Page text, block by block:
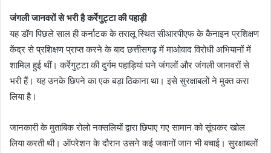
जंगली जानवरों से भरी है कर्रेगुट्टा की पहाड़ी
यह डॉग पिछले साल ही कर्नाटक के तरालू स्थित सीआरपीएफ के कैनाइन प्रशिक्षण
केंद्र से प्रशिक्षण प्राप्त करने के बाद छत्तीसगढ़ में माओवाद विरोधी अभियानों में
शामिल हुई थीं। कर्रेगुट्टा की दुर्गम पहाड़ियां घने जंगलों और जंगली जानवरों से
भरी हैं। यह उनके छिपने का एक बड़ा ठिकाना था। इसे सुरक्षाबलों ने मुक्त करा
लिया है।
जानकारी के मुताबिक रोलो नक्सलियों द्वारा छिपाए गए सामान को सूंघकर खोल
लिया करती थी। ऑपरेशन के दौरान उसने कई जवानों जान भी बचाई। सुरक्षाबलों